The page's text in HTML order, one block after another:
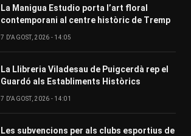
La Manigua Estudio porta l’art floral
contemporani al centre històric de Tremp
7 D'AGOST, 2026 - 14:05
La Llibreria Viladesau de Puigcerdà rep el
Guardó als Establiments Històrics
7 D'AGOST, 2026 - 14:01
Les subvencions per als clubs esportius de